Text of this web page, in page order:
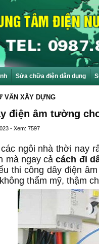
Sửa chữa điện dân dụng
VẤN XÂY DỰNG
điện âm tường
- Xem: 7597
ngôi nhà thời nay
mà ngay cảcách đi
thi công dây điện
thẩm mỹ, thậm